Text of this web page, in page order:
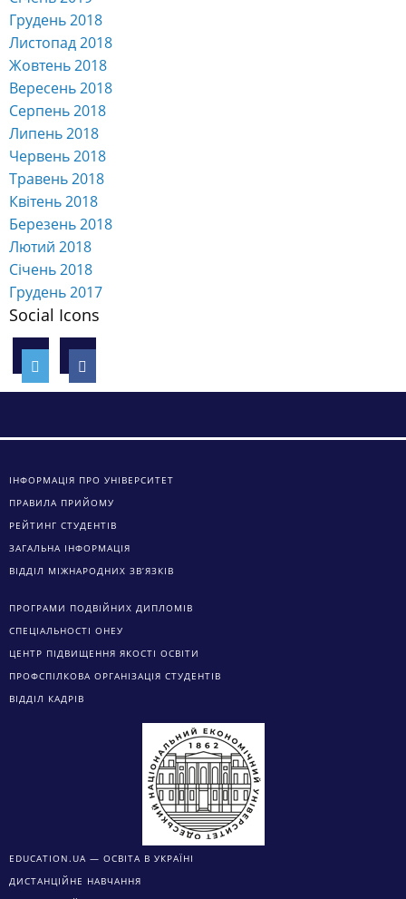
Грудень 2018
Листопад 2018
Жовтень 2018
Вересень 2018
Серпень 2018
Липень 2018
Червень 2018
Травень 2018
Квітень 2018
Березень 2018
Лютий 2018
Січень 2018
Грудень 2017
Social Icons
ІНФОРМАЦІЯ ПРО УНІВЕРСИТЕТ
ПРАВИЛА ПРИЙОМУ
РЕЙТИНГ СТУДЕНТІВ
ЗАГАЛЬНА ІНФОРМАЦІЯ
ВІДДІЛ МІЖНАРОДНИХ ЗВ’ЯЗКІВ
ПРОГРАМИ ПОДВІЙНИХ ДИПЛОМІВ
СПЕЦІАЛЬНОСТІ ОНЕУ
ЦЕНТР ПІДВИЩЕННЯ ЯКОСТІ ОСВІТИ
ПРОФСПІЛКОВА ОРГАНІЗАЦІЯ СТУДЕНТІВ
ВІДДІЛ КАДРІВ
EDUCATION.UA — ОСВІТА В УКРАЇНІ
ДИСТАНЦІЙНЕ НАВЧАННЯ